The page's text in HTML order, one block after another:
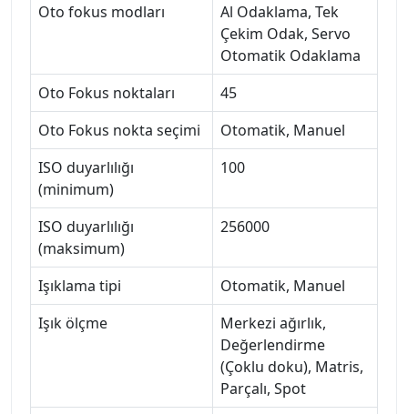
Oto fokus modları
Al Odaklama, Tek
Çekim Odak, Servo
Otomatik Odaklama
Oto Fokus noktaları
45
Oto Fokus nokta seçimi
Otomatik, Manuel
ISO duyarlılığı
(minimum)
100
ISO duyarlılığı
(maksimum)
256000
Işıklama tipi
Otomatik, Manuel
Işık ölçme
Merkezi ağırlık,
Değerlendirme
(Çoklu doku), Matris,
Parçalı, Spot